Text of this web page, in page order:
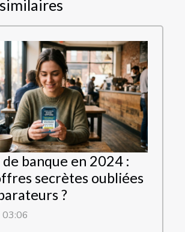
banque en 2024 :
secrètes oubliées
?